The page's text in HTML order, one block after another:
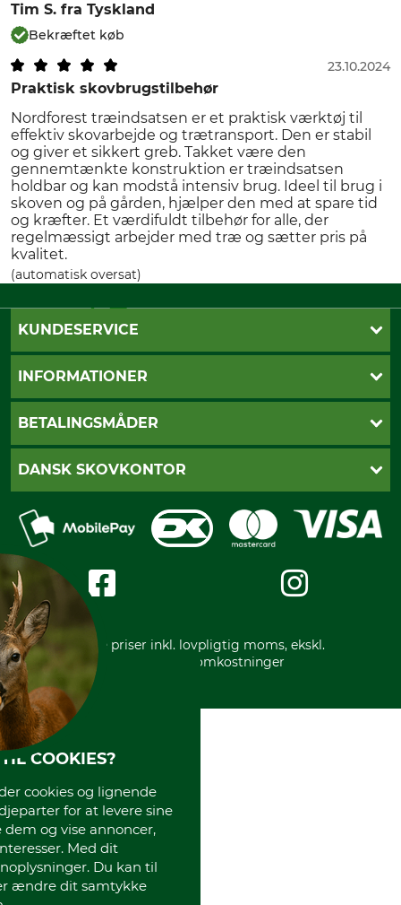
Tim S. fra Tyskland
Bekræftet køb
Praktisk skovbrugstilbehør
23.10.2024
Nordforest træindsatsen er et praktisk værktøj til
effektiv skovarbejde og trætransport. Den er stabil
og giver et sikkert greb. Takket være den
gennemtænkte konstruktion er træindsatsen
holdbar og kan modstå intensiv brug. Ideel til brug i
skoven og på gården, hjælper den med at spare tid
og kræfter. Et værdifuldt tilbehør for alle, der
regelmæssigt arbejder med træ og sætter pris på
kvalitet.
(automatisk oversat)
KUNDESERVICE
Kontakt
Cookie-indstillinger
INFORMATIONER
Betalingsmåder
Privatlivspolitik
Handelsbetingelser
Impressum
Gratis returlabel
BETALINGSMÅDER
Dankort
Mobile Pay
Kreditkort
DANSK SKOVKONTOR
Karriere
Messe datoer
Om os
International
* Alle priser inkl. lovpligtig moms, ekskl.
forsendelsesomkostninger
COOKIES?
cookies og lignende
for at levere sine
og vise annoncer,
Med dit
Du kan til
ændre dit samtykke